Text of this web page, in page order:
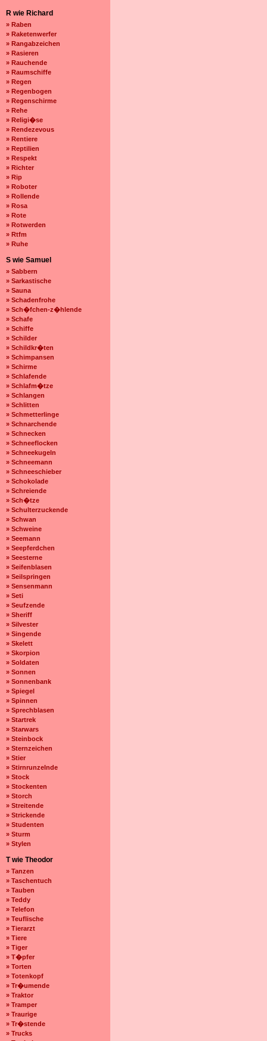
R wie Richard
» Raben
» Raketenwerfer
» Rangabzeichen
» Rasieren
» Rauchende
» Raumschiffe
» Regen
» Regenbogen
» Regenschirme
» Rehe
» Religi�se
» Rendezevous
» Rentiere
» Reptilien
» Respekt
» Richter
» Rip
» Roboter
» Rollende
» Rosa
» Rote
» Rotwerden
» Rtfm
» Ruhe
S wie Samuel
» Sabbern
» Sarkastische
» Sauna
» Schadenfrohe
» Sch�fchen-z�hlende
» Schafe
» Schiffe
» Schilder
» Schildkr�ten
» Schimpansen
» Schirme
» Schlafende
» Schlafm�tze
» Schlangen
» Schlitten
» Schmetterlinge
» Schnarchende
» Schnecken
» Schneeflocken
» Schneekugeln
» Schneemann
» Schneeschieber
» Schokolade
» Schreiende
» Sch�tze
» Schulterzuckende
» Schwan
» Schweine
» Seemann
» Seepferdchen
» Seesterne
» Seifenblasen
» Seilspringen
» Sensenmann
» Seti
» Seufzende
» Sheriff
» Silvester
» Singende
» Skelett
» Skorpion
» Soldaten
» Sonnen
» Sonnenbank
» Spiegel
» Spinnen
» Sprechblasen
» Startrek
» Starwars
» Steinbock
» Sternzeichen
» Stier
» Stirnrunzelnde
» Stock
» Stockenten
» Storch
» Streitende
» Strickende
» Studenten
» Sturm
» Stylen
T wie Theodor
» Tanzen
» Taschentuch
» Tauben
» Teddy
» Telefon
» Teuflische
» Tierarzt
» Tiere
» Tiger
» T�pfer
» Torten
» Totenkopf
» Tr�umende
» Traktor
» Tramper
» Traurige
» Tr�stende
» Trucks